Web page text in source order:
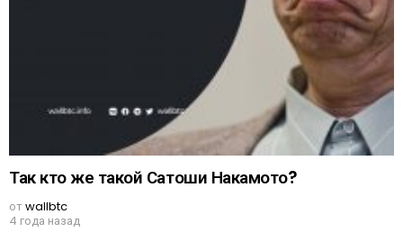
Так кто же такой Сатоши Накамото?
отwallbtc
4 года назад